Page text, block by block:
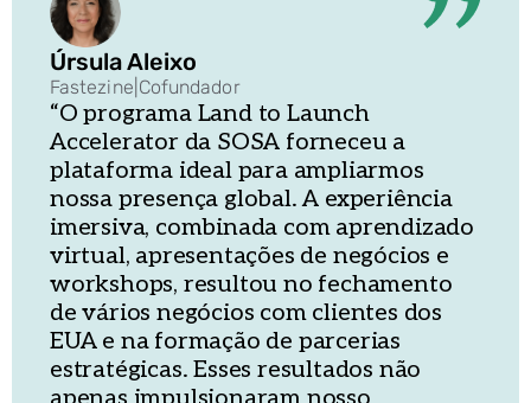
Úrsula Aleixo
Fastezine Cofundador
“O programa Land to Launch
Accelerator da SOSA forneceu a
plataforma ideal para ampliarmos
nossa presença global. A experiência
imersiva, combinada com aprendizado
virtual, apresentações de negócios e
workshops, resultou no fechamento
de vários negócios com clientes dos
EUA e na formação de parcerias
estratégicas. Esses resultados não